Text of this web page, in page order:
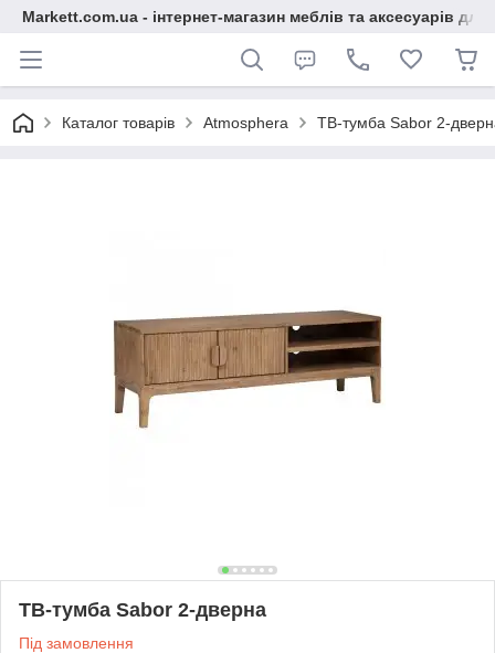
Markett.com.ua - інтернет-магазин меблів та аксесуарів для
Каталог товарів Atmosphera ТВ-тумба Sabor 2-
ТВ-тумба Sabor 2-дверна
Під замовлення